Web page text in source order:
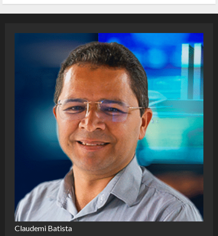
Claudemi Batista